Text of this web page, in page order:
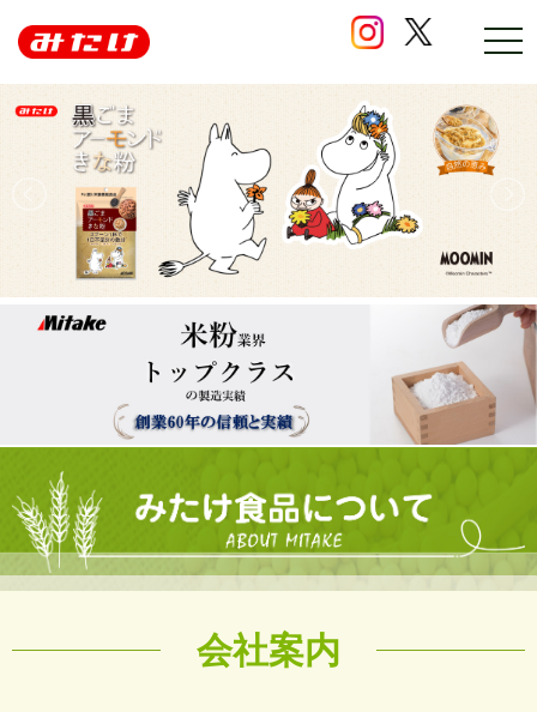
ナ
ビ
ゲ
の
開
会社案内